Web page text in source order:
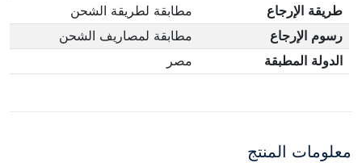
طريقة الإرجاع
مطابقة لطريقة الشحن
رسوم الإرجاع
مطابقة لمصاريف الشحن
الدولة المطبقة
مصر
معلومات المنتج